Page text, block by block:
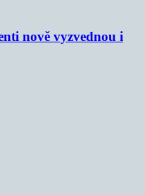
nově vyzvednou i